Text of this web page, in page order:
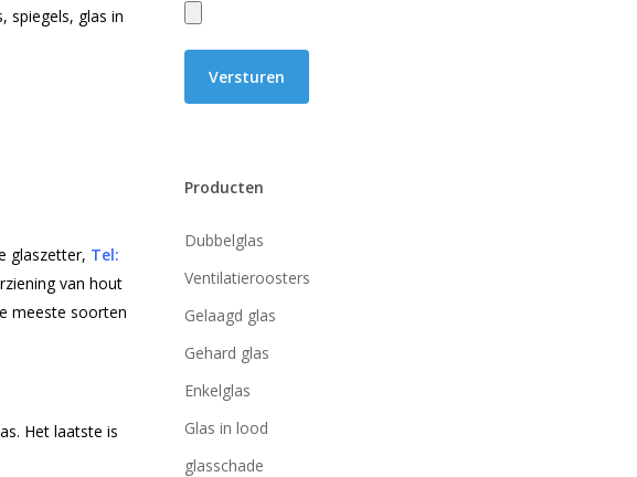
spiegels, glas in
glaszetter, Tel:
van hout
meeste soorten
Het laatste is
Producten
Dubbelglas
Ventilatieroosters
Gelaagd glas
Gehard glas
Enkelglas
Glas in lood
glasschade